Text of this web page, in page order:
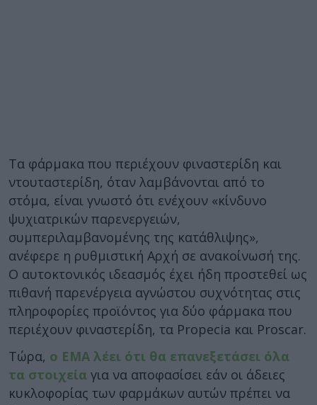
Τα φάρμακα που περιέχουν φιναστερίδη και
ντουταστερίδη, όταν λαμβάνονται από το
στόμα, είναι γνωστό ότι ενέχουν «κίνδυνο
ψυχιατρικών παρενεργειών,
συμπεριλαμβανομένης της κατάθλιψης»,
ανέφερε η ρυθμιστική Αρχή σε ανακοίνωσή της.
Ο αυτοκτονικός ιδεασμός έχει ήδη προστεθεί ως
πιθανή παρενέργεια αγνώστου συχνότητας στις
πληροφορίες προϊόντος για δύο φάρμακα που
περιέχουν φιναστερίδη, τα Propecia και Proscar.
Τώρα, ο ΕΜΑ λέει ότι θα επανεξετάσει όλα
τα στοιχεία για να αποφασίσει εάν οι άδειες
κυκλοφορίας των φαρμάκων αυτών πρέπει να